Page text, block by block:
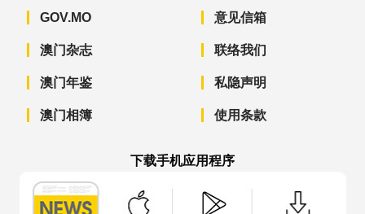
GOV.MO
澳门杂志
澳门年鉴
澳门相簿
意见信箱
联络我们
私隐声明
使用条款
下载手机应用程序